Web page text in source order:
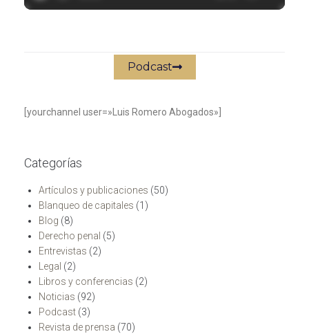
Podcast
[yourchannel user=»Luis Romero Abogados»]
Categorías
Artículos y publicaciones (50)
Blanqueo de capitales (1)
Blog (8)
Derecho penal (5)
Entrevistas (2)
Legal (2)
Libros y conferencias (2)
Noticias (92)
Podcast (3)
Revista de prensa (70)